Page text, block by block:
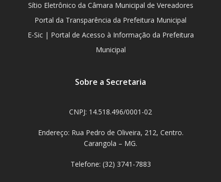
Sítio Eletrônico da Câmara Municipal de Vereadores
Portal da Transparência da Prefeitura Municipal
E-Sic | Portal de Acesso à Informação da Prefeitura
Municipal
Sobre a Secretaria
CNPJ: 14.518.496/0001-02
Endereço: Rua Pedro de Oliveira, 212, Centro.
Carangola – MG.
Telefone: (32) 3741-7883